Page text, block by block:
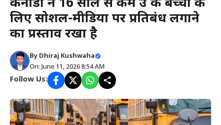
कनाडा ने 16 साल से कम उम्र के बच्चों के
लिए सोशल-मीडिया पर प्रतिबंध लगाने
का प्रस्ताव रखा है
By Dhiraj Kushwaha
On: June 11, 2026 8:54 AM
Follow Us: